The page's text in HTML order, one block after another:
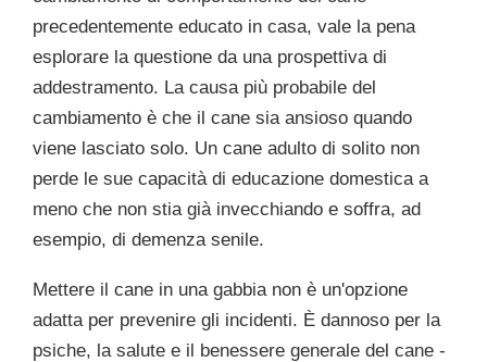
precedentemente educato in casa, vale la pena
esplorare la questione da una prospettiva di
addestramento. La causa più probabile del
cambiamento è che il cane sia ansioso quando
viene lasciato solo. Un cane adulto di solito non
perde le sue capacità di educazione domestica a
meno che non stia già invecchiando e soffra, ad
esempio, di demenza senile.
Mettere il cane in una gabbia non è un'opzione
adatta per prevenire gli incidenti. È dannoso per la
psiche, la salute e il benessere generale del cane -